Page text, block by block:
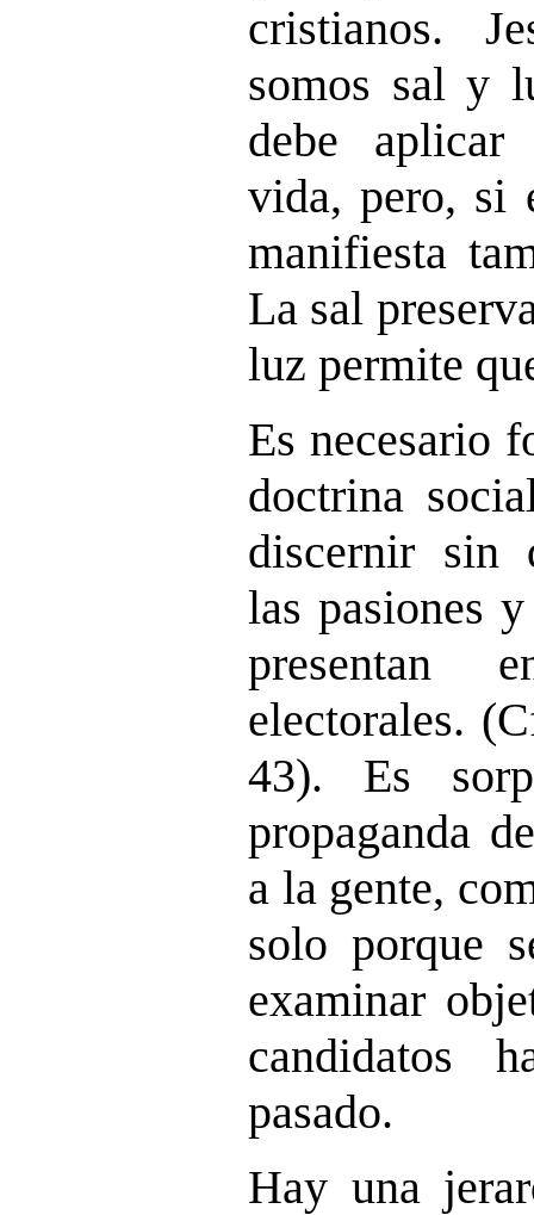
cristianos.
somos sal y
debe
vida, pero, si
manifiesta
La sal
luz permite
Es necesario
doctrina
discernir sin
las pasiones
presentan
electorales.
43). Es
propaganda
a la gente,
solo porque
examinar
candidatos
pasado.
Hay una